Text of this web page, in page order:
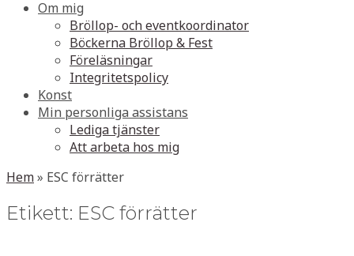
Om mig
Bröllop- och eventkoordinator
Böckerna Bröllop & Fest
Föreläsningar
Integritetspolicy
Konst
Min personliga assistans
Lediga tjänster
Att arbeta hos mig
Hem» ESC förrätter
Etikett: ESC förrätter